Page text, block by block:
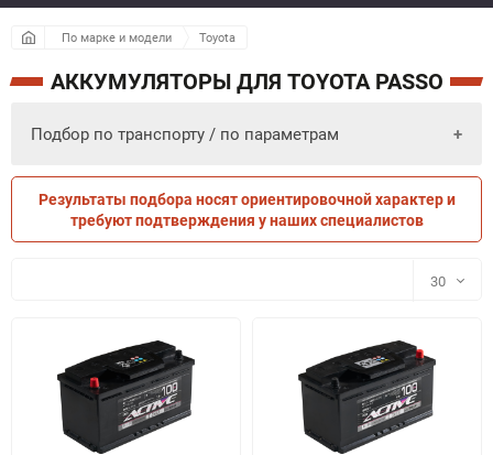
По марке и модели Toyota
АККУМУЛЯТОРЫ ДЛЯ TOYOTA PASSO
Подбор по транспорту / по параметрам
ПО ТРАНСПОРТУ ПО ПАРАМЕТРАМ
Результаты подбора носят ориентировочной характер и
требуют подтверждения у наших специалистов
30
30
60
90